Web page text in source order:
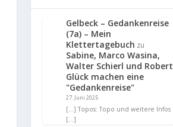
Gelbeck – Gedankenreise
(7a) – Mein
Klettertagebuch zu
Sabine, Marco Wasina,
Walter Schierl und Robert
Glück machen eine
"Gedankenreise"
27. Juni 2025
[…] Topos: Topo und weitere Infos
[…]